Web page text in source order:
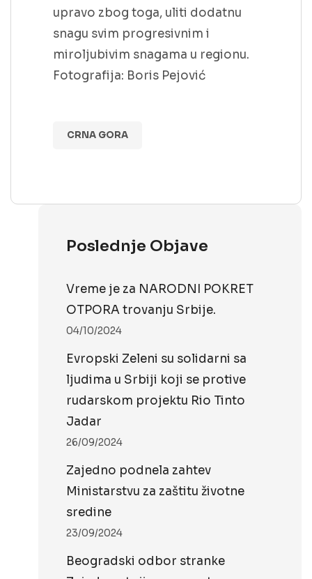
upravo zbog toga, uliti dodatnu
snagu svim progresivnim i
miroljubivim snagama u regionu.
Fotografija: Boris Pejović
CRNA GORA
Poslednje Objave
Vreme je za NARODNI POKRET
OTPORA trovanju Srbije.
04/10/2024
Evropski Zeleni su solidarni sa
ljudima u Srbiji koji se protive
rudarskom projektu Rio Tinto
Jadar
26/09/2024
Zajedno podnela zahtev
Ministarstvu za zaštitu životne
sredine
23/09/2024
Beogradski odbor stranke